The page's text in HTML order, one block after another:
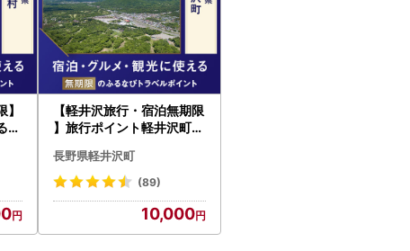
な
【軽井沢旅行・宿泊無期限
】旅行ポイント軽井沢町ふ
長野県軽井沢町
(89)
10,000